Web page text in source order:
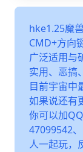
hke1.25魔
CMD+方向
广泛适用与
实用、恶搞
目前宇宙中
如果说还有
你可以加
47099542
人一起玩，